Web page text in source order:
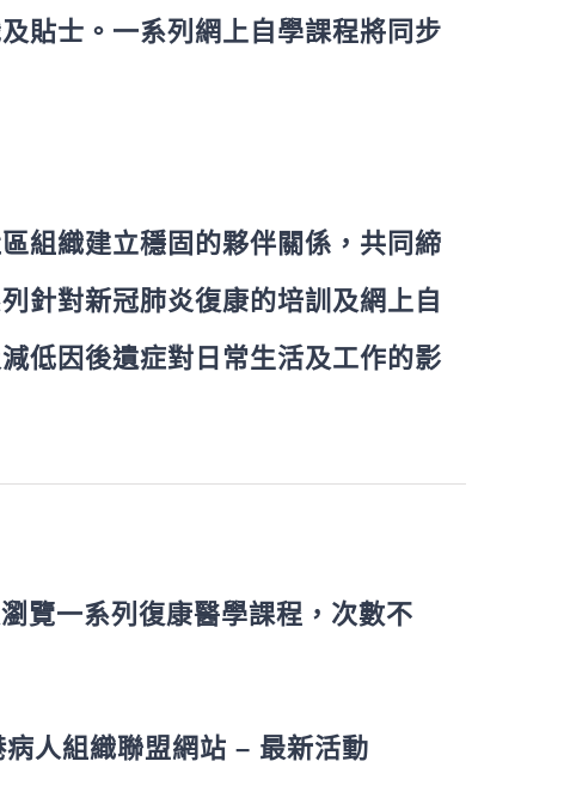
貼士。一系列網上自學課程將同步
組織建立穩固的夥伴關係，共同締
針對新冠肺炎復康的培訓及網上自
低因後遺症對日常生活及工作的影
覽一系列復康醫學課程，次數不
人組織聯盟網站 – 最新活動